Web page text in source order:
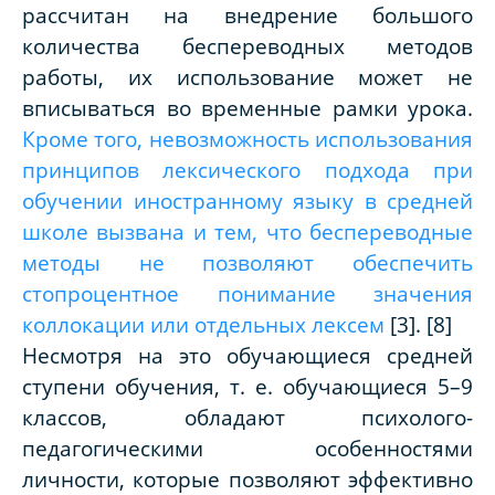
рассчитан на внедрение большого
количества беспереводных методов
работы, их использование может не
вписываться во временные рамки урока.
Кроме того, невозможность использования
принципов лексического подхода при
обучении иностранному языку в средней
школе вызвана и тем, что беспереводные
методы не позволяют обеспечить
стопроцентное понимание значения
коллокации или отдельных лексем [3]. [8]
Несмотря на это обучающиеся средней
ступени обучения, т. е. обучающиеся 5–9
классов, обладают психолого-
педагогическими особенностями
личности, которые позволяют эффективно